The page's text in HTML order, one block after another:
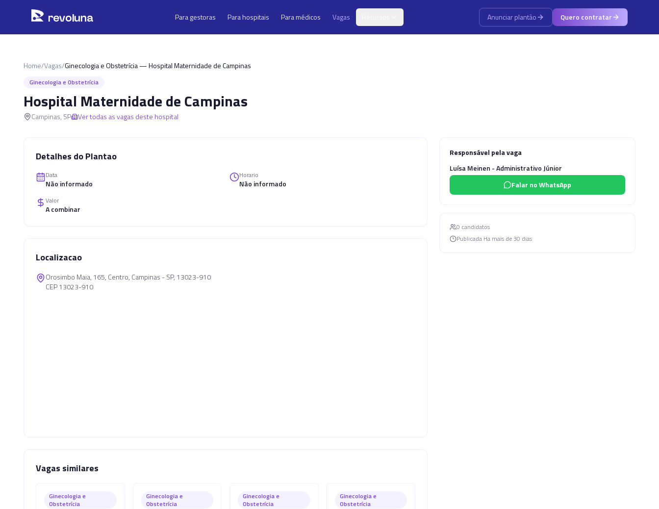
revoluna Para gestoras Para hospitais Para médicos Vagas Anunciar plantão Quero contratar
Home/Vagas/Ginecologia e Obstetrícia — Hospital Maternidade de Campinas
Ginecologia e Obstetrícia
Hospital Maternidade de Campinas
Campinas, SP Ver todas as vagas deste hospital
Detalhes do Plantao
Data
Não informado
Horario
Não informado
Valor
A combinar
Localizacao
Orosimbo Maia, 165, Centro, Campinas - SP, 13023-910
CEP 13023-910
Vagas similares
Ginecologia e
Obstetrícia
Ginecologia e
Obstetrícia
Ginecologia e
Obstetrícia
Ginecologia e
Obstetrícia
Responsável pela vaga
Luísa Meinen - Administrativo Júnior
Falar no WhatsApp
0 candidatos
Publicada Ha mais de 30 dias